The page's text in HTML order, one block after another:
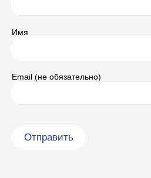
Имя
Email (не обязательно)